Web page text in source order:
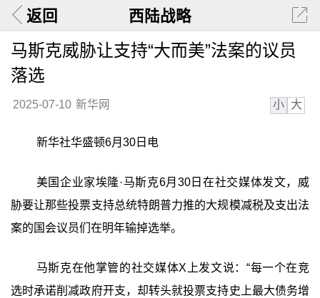
返回 西陆战略
马斯克威胁让支持“大而美”法案的议员
落选
2025-07-10 新华网 小 大
新华社华盛顿6月30日电
美国企业家埃隆·马斯克6月30日在社交媒体发文，威
胁要让那些投票支持总统特朗普力推的大规模减税及支出法
案的国会议员们在明年输掉选举。
马斯克在他掌管的社交媒体X上发文说：“每一个在竞
选时承诺削减政府开支，却转头就投票支持史上最大债务增